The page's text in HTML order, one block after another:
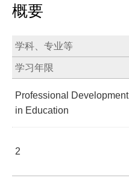
概要
学科、专业等
学习年限
Professional Development
in Education
2